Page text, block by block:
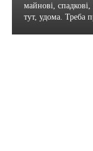
майнові,
тут, удома. Треба